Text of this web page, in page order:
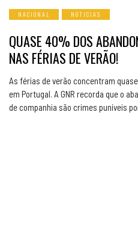
NACIONAL NOTICIAS
QUASE 40% DOS
NAS FÉRIAS DE VERÃO!
As férias de verão concentram
em Portugal. A GNR recorda que o
de companhia são crimes puníveis